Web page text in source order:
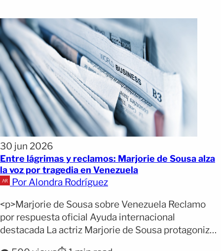
30 jun 2026
Entre lágrimas y reclamos: Marjorie de Sousa alza
la voz por tragedia en Venezuela
Por Alondra Rodríguez
<p>Marjorie de Sousa sobre Venezuela Reclamo
por respuesta oficial Ayuda internacional
destacada La actriz Marjorie de Sousa protagonizó